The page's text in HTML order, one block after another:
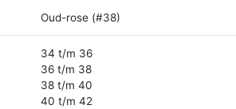
Oud-rose (#38)
34 t/m 36
36 t/m 38
38 t/m 40
40 t/m 42